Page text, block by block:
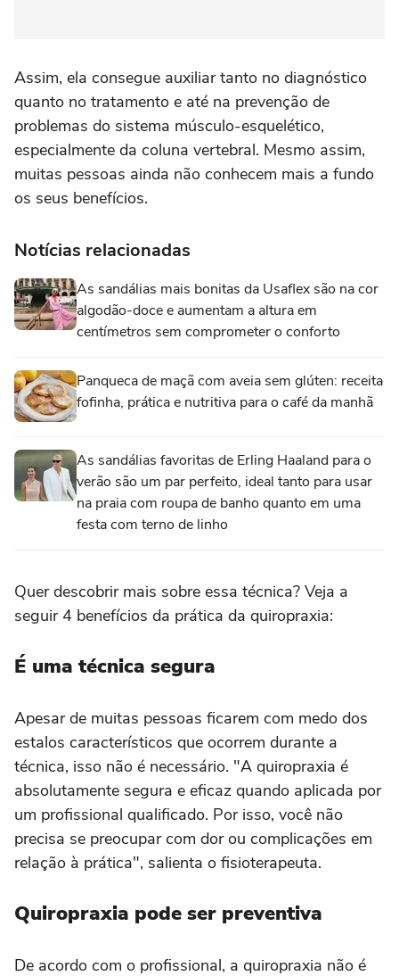
Assim, ela consegue auxiliar tanto no diagnóstico
quanto no tratamento e até na prevenção de
problemas do sistema músculo-esquelético,
especialmente da coluna vertebral. Mesmo assim,
muitas pessoas ainda não conhecem mais a fundo
os seus benefícios.
Notícias relacionadas
As sandálias mais bonitas da Usaflex são na cor
algodão-doce e aumentam a altura em
centímetros sem comprometer o conforto
Panqueca de maçã com aveia sem glúten: receita
fofinha, prática e nutritiva para o café da manhã
As sandálias favoritas de Erling Haaland para o
verão são um par perfeito, ideal tanto para usar
na praia com roupa de banho quanto em uma
festa com terno de linho
Quer descobrir mais sobre essa técnica? Veja a
seguir 4 benefícios da prática da quiropraxia:
É uma técnica segura
Apesar de muitas pessoas ficarem com medo dos
estalos característicos que ocorrem durante a
técnica, isso não é necessário. "A quiropraxia é
absolutamente segura e eficaz quando aplicada por
um profissional qualificado. Por isso, você não
precisa se preocupar com dor ou complicações em
relação à prática", salienta o fisioterapeuta.
Quiropraxia pode ser preventiva
De acordo com o profissional, a quiropraxia não é